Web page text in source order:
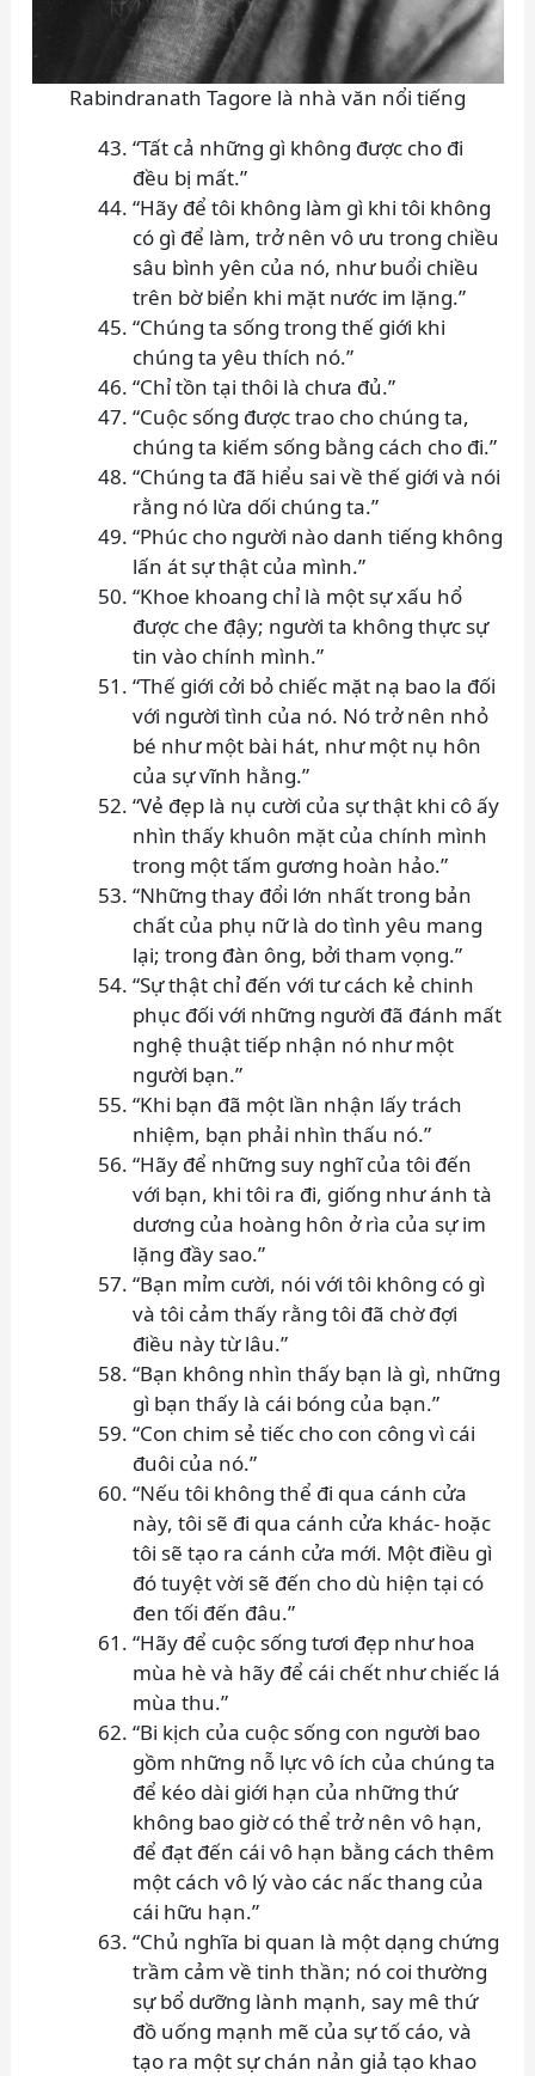
Rabindranath Tagore là nhà văn nổi tiếng
“Tất cả những gì không được cho đi
đều bị mất.”
“Hãy để tôi không làm gì khi tôi không
có gì để làm, trở nên vô ưu trong chiều
sâu bình yên của nó, như buổi chiều
trên bờ biển khi mặt nước im lặng.”
“Chúng ta sống trong thế giới khi
chúng ta yêu thích nó.”
“Chỉ tồn tại thôi là chưa đủ.”
“Cuộc sống được trao cho chúng ta,
chúng ta kiếm sống bằng cách cho đi.”
“Chúng ta đã hiểu sai về thế giới và nói
rằng nó lừa dối chúng ta.”
“Phúc cho người nào danh tiếng không
lấn át sự thật của mình.”
“Khoe khoang chỉ là một sự xấu hổ
được che đậy; người ta không thực sự
tin vào chính mình.”
“Thế giới cởi bỏ chiếc mặt nạ bao la đối
với người tình của nó. Nó trở nên nhỏ
bé như một bài hát, như một nụ hôn
của sự vĩnh hằng.”
“Vẻ đẹp là nụ cười của sự thật khi cô ấy
nhìn thấy khuôn mặt của chính mình
trong một tấm gương hoàn hảo.”
“Những thay đổi lớn nhất trong bản
chất của phụ nữ là do tình yêu mang
lại; trong đàn ông, bởi tham vọng.”
“Sự thật chỉ đến với tư cách kẻ chinh
phục đối với những người đã đánh mất
nghệ thuật tiếp nhận nó như một
người bạn.”
“Khi bạn đã một lần nhận lấy trách
nhiệm, bạn phải nhìn thấu nó.”
“Hãy để những suy nghĩ của tôi đến
với bạn, khi tôi ra đi, giống như ánh tà
dương của hoàng hôn ở rìa của sự im
lặng đầy sao.”
“Bạn mỉm cười, nói với tôi không có gì
và tôi cảm thấy rằng tôi đã chờ đợi
điều này từ lâu.”
“Bạn không nhìn thấy bạn là gì, những
gì bạn thấy là cái bóng của bạn.”
“Con chim sẻ tiếc cho con công vì cái
đuôi của nó.”
“Nếu tôi không thể đi qua cánh cửa
này, tôi sẽ đi qua cánh cửa khác- hoặc
tôi sẽ tạo ra cánh cửa mới. Một điều gì
đó tuyệt vời sẽ đến cho dù hiện tại có
đen tối đến đâu.”
“Hãy để cuộc sống tươi đẹp như hoa
mùa hè và hãy để cái chết như chiếc lá
mùa thu.”
“Bi kịch của cuộc sống con người bao
gồm những nỗ lực vô ích của chúng ta
để kéo dài giới hạn của những thứ
không bao giờ có thể trở nên vô hạn,
để đạt đến cái vô hạn bằng cách thêm
một cách vô lý vào các nấc thang của
cái hữu hạn.”
“Chủ nghĩa bi quan là một dạng chứng
trầm cảm về tinh thần; nó coi thường
sự bổ dưỡng lành mạnh, say mê thứ
đồ uống mạnh mẽ của sự tố cáo, và
tạo ra một sự chán nản giả tạo khao